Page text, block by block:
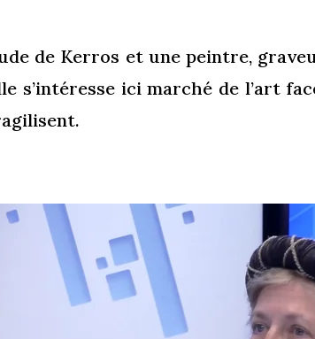
de Kerros et une peintre,
s’intéresse ici marché de l’art